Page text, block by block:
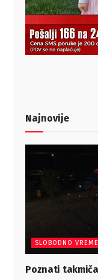
Najnovije
SLOBODNO VREME
Poznati